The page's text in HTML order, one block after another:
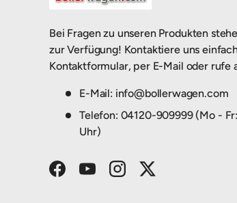
Bei Fragen zu unseren Produkten
zur Verfügung! Kontaktiere uns
Kontaktformular, per E-Mail oder rufe
E-Mail: info@bollerwagen.com
Telefon: 04120-909999 (Mo -
Uhr)
FacebookYouTubeInstagramTwitter